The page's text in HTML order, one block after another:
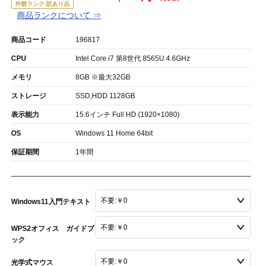
外観ランク:訳あり品
商品ランクについて ⇒
商品コード 196817
CPU Intel Core i7 第8世代 8565U 4.6GHz
メモリ 8GB ※最大32GB
ストレージ SSD,HDD 1128GB
表示能力 15.6インチ Full HD (1920×1080)
OS Windows 11 Home 64bit
保証期間 1年間
Windows11入門テキスト
WPS2オフィス ガイドブ
ック
光学式マウス